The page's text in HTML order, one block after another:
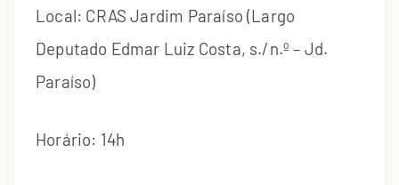
Local: CRAS Jardim Paraíso (Largo
Deputado Edmar Luiz Costa, s./n.º – Jd.
Paraíso)
Horário: 14h